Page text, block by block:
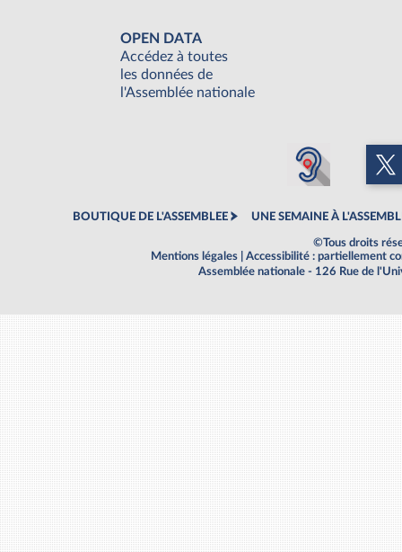
OPEN DATA
Accédez à toutes
les données de
l'Assemblée nationale
BOUTIQUE DE L'ASSEMBLEE UNE SEMAINE À
©Tous droits
Mentions légales
Accessibilité : partiellement
Assemblée nationale - 126 Rue de